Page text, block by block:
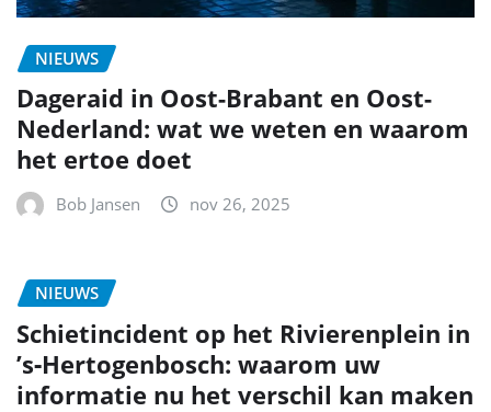
NIEUWS
Dageraid in Oost-Brabant en Oost-
Nederland: wat we weten en waarom
het ertoe doet
Bob Jansen nov 26, 2025
NIEUWS
Schietincident op het Rivierenplein in
’s‑Hertogenbosch: waarom uw
informatie nu het verschil kan maken